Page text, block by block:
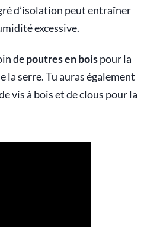
d’isolation peut entraîner
excessive.
depoutres en boispour la
la serre. Tu auras également
vis à bois et de clous pour la